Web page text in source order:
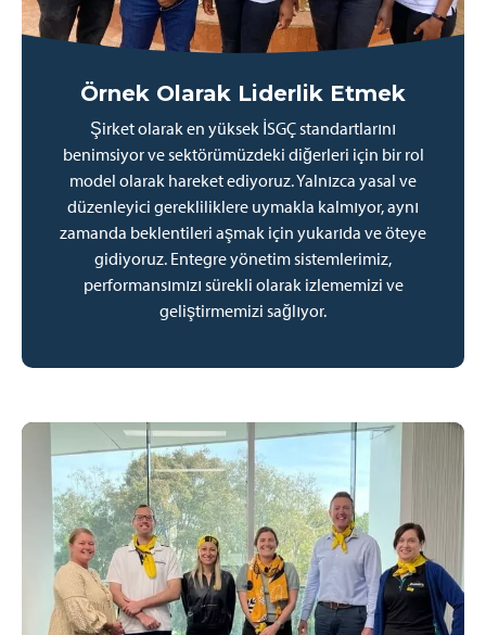
Örnek Olarak Liderlik Etmek
Şirket olarak en yüksek İSGÇ standartlarını
benimsiyor ve sektörümüzdeki diğerleri için bir rol
model olarak hareket ediyoruz. Yalnızca yasal ve
düzenleyici gerekliliklere uymakla kalmıyor, aynı
zamanda beklentileri aşmak için yukarıda ve öteye
gidiyoruz. Entegre yönetim sistemlerimiz,
performansımızı sürekli olarak izlememizi ve
geliştirmemizi sağlıyor.